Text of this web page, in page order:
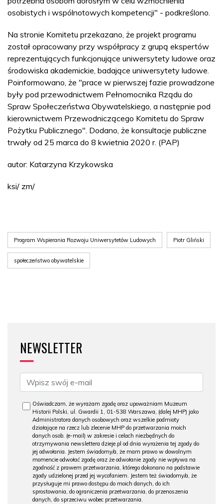
osobistych i wspólnotowych kompetencji" - podkreślono.
Na stronie Komitetu przekazano, że projekt programu
został opracowany przy współpracy z grupą ekspertów
reprezentujących funkcjonujące uniwersytety ludowe oraz
środowiska akademickie, badające uniwersytety ludowe.
Poinformowano, że "prace w pierwszej fazie prowadzone
były pod przewodnictwem Pełnomocnika Rządu do
Spraw Społeczeństwa Obywatelskiego, a następnie pod
kierownictwem Przewodniczącego Komitetu do Spraw
Pożytku Publicznego". Dodano, że konsultacje publiczne
trwały od 25 marca do 8 kwietnia 2020 r. (PAP)
autor: Katarzyna Krzykowska
ksi/ zm/
Program Wspierania Rozwoju Uniwersytetów Ludowych Piotr Gliński
społeczeństwo obywatelskie
NEWSLETTER
Oświadczam, że wyrażam zgodę oraz upoważniam Muzeum
Historii Polski, ul. Gwardii 1, 01-538 Warszawa, (dalej MHP) jako
Administratora danych osobowych oraz wszelkie podmioty
działające na rzecz lub zlecenie MHP do przetwarzania moich
danych osob. (e-mail) w zakresie i celach niezbędnych do
otrzymywania newslettera dzieje.pl od dnia wyrażenia tej zgody do
jej odwołania. Jestem świadomy/a, że mam prawo w dowolnym
momencie odwołać zgodę oraz że odwołanie zgody nie wpływa na
zgodność z prawem przetwarzania, którego dokonano na podstawie
zgody udzielonej przed jej wycofaniem. Jestem też świadomy/a, że
przysługuje mi prawo dostępu do moich danych, do ich
sprostowania, do ograniczenia przetwarzania, do przenoszenia
danych, do sprzeciwu wobec przetwarzania.